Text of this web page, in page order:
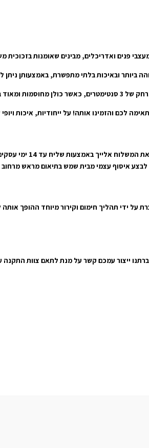
פנים ואדריכלים, מבינים שאומנות
ביותר ובאיכות בלתי מתפשרת, באמצעותן
למשרדים וחדרי עבודה.
לכם והזמינו אותה! על ייחודיות, איכות
אנו נבצע את
מראש מרחוב כיכר נוימן 60, מרכז מסחרי בית שמש | 050-
על ידי תהליך חימום וקירור מיוחד ההופך
ייצור עמכם קשר על מנת לתאם צוות